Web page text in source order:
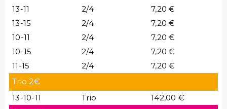
13-11
2/4
7,20 €
13-15
2/4
7,20 €
10-11
2/4
7,20 €
10-15
2/4
7,20 €
11-15
2/4
7,20 €
Trio 2€
13-10-11
Trio
142,00 €